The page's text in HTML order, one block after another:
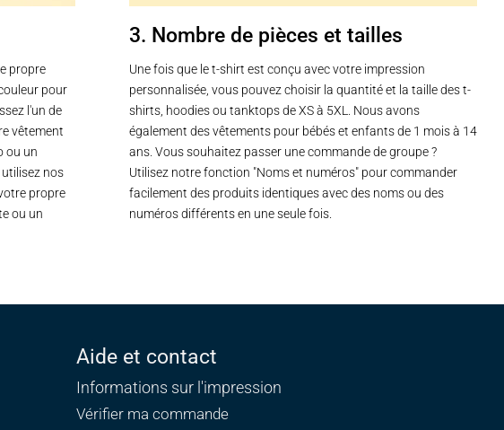
propre
pour
l'un de
vêtement
ou un
nos
propre
ou un
3. Nombre de pièces et tailles
Une fois que le t-shirt est conçu avec votre impression
personnalisée, vous pouvez choisir la quantité et la taille des t-
shirts, hoodies ou tanktops de XS à 5XL. Nous avons
également des vêtements pour bébés et enfants de 1 mois à 14
ans. Vous souhaitez passer une commande de groupe ?
Utilisez notre fonction "Noms et numéros" pour commander
facilement des produits identiques avec des noms ou des
numéros différents en une seule fois.
Aide et contact
Informations sur l'impression
Vérifier ma commande